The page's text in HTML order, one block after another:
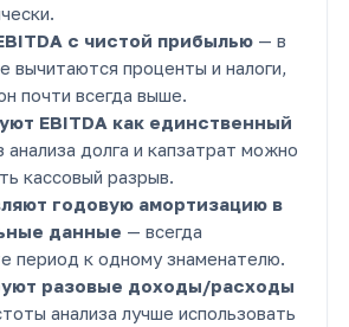
с чистой прибылью — в
вычитаются проценты и налоги,
почти всегда выше.
EBITDA как единственный
анализа долга и капзатрат можно
кассовый разрыв.
годовую амортизацию в
данные — всегда
период к одному знаменателю.
разовые доходы/расходы
анализа лучше использовать